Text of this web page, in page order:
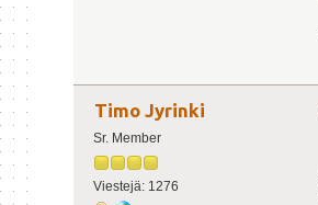
Timo Jyrinki
Sr. Member
Viestejä: 1276